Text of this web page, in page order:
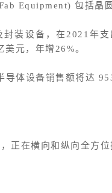
Equipment) 包括晶
封装设备，在2021年
元，年增26%。
导体设备销售额将达
正在横向和纵向全方